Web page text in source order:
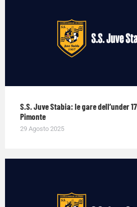
S.S. Juve Stabia: le gare dell’under
Pimonte
29 Agosto 2025